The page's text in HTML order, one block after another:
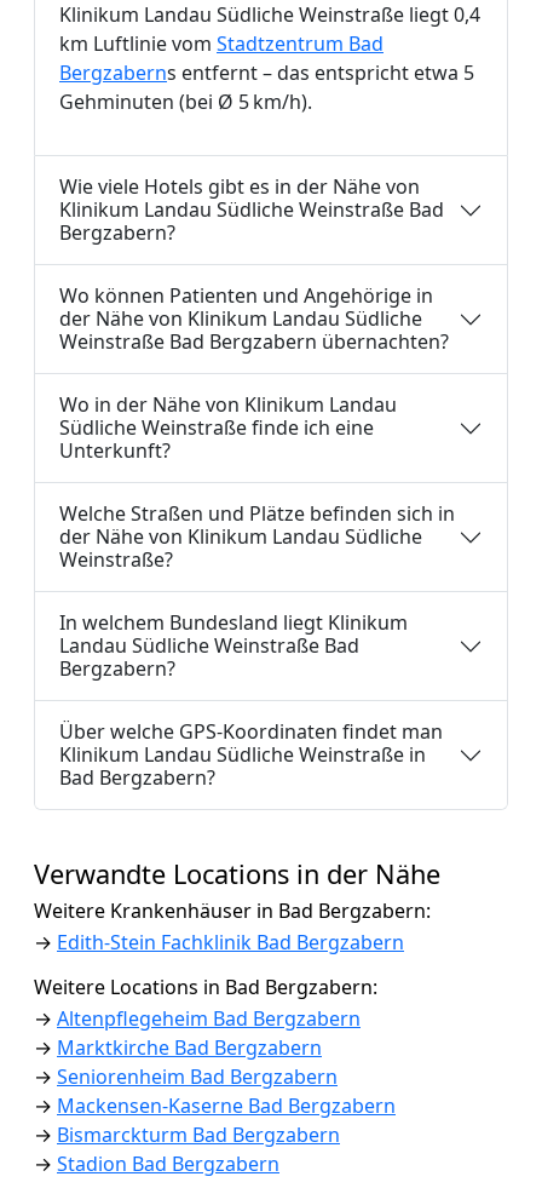
Klinikum Landau Südliche Weinstraße liegt 0,4
km Luftlinie vom Stadtzentrum Bad
Bergzaberns entfernt – das entspricht etwa 5
Gehminuten (bei Ø 5 km/h).
Wie viele Hotels gibt es in der Nähe von
Klinikum Landau Südliche Weinstraße Bad
Bergzabern?
Wo können Patienten und Angehörige in
der Nähe von Klinikum Landau Südliche
Weinstraße Bad Bergzabern übernachten?
Wo in der Nähe von Klinikum Landau
Südliche Weinstraße finde ich eine
Unterkunft?
Welche Straßen und Plätze befinden sich in
der Nähe von Klinikum Landau Südliche
Weinstraße?
In welchem Bundesland liegt Klinikum
Landau Südliche Weinstraße Bad
Bergzabern?
Über welche GPS-Koordinaten findet man
Klinikum Landau Südliche Weinstraße in
Bad Bergzabern?
Verwandte Locations in der Nähe
Weitere Krankenhäuser in Bad Bergzabern:
→ Edith-Stein Fachklinik Bad Bergzabern
Weitere Locations in Bad Bergzabern:
→ Altenpflegeheim Bad Bergzabern
→ Marktkirche Bad Bergzabern
→ Seniorenheim Bad Bergzabern
→ Mackensen-Kaserne Bad Bergzabern
→ Bismarckturm Bad Bergzabern
→ Stadion Bad Bergzabern